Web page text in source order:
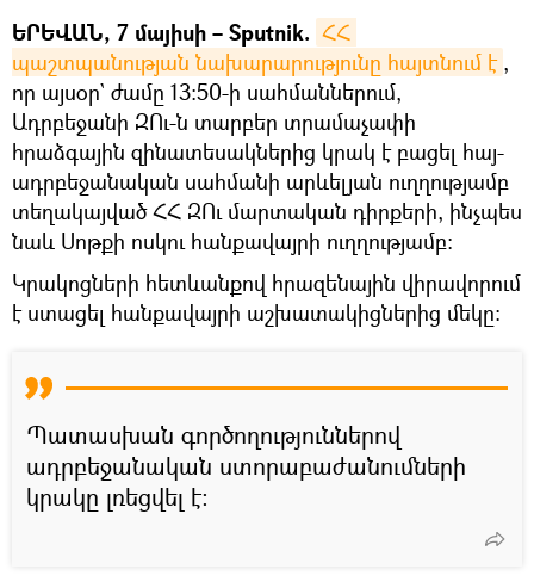
ԵՐԵՎԱՆ, 7 մայիսի – Sputnik. ՀՀ
պաշտպանության նախարարությունը հայտնում է ,
որ այսօր` ժամը 13։50-ի սահմաններում,
Ադրբեջանի ԶՈւ-ն տարբեր տրամաչափի
հրաձգային զինատեսակներից կրակ է բացել հայ-
ադրբեջանական սահմանի արևելյան ուղղությամբ
տեղակայված ՀՀ ԶՈւ մարտական դիրքերի, ինչպես
նաև Սոթքի ոսկու հանքավայրի ուղղությամբ։
Կրակոցների հետևանքով հրազենային վիրավորում
է ստացել հանքավայրի աշխատակիցներից մեկը։
Պատասխան գործողություններով
ադրբեջանական ստորաբաժանումների
կրակը լռեցվել է։